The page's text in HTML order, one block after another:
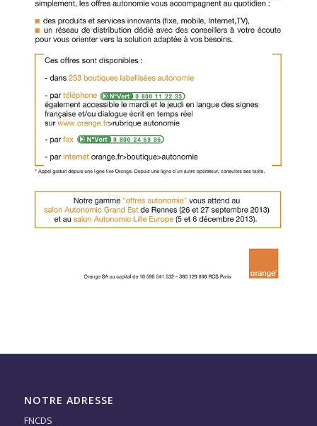
NOTRE ADRESSE
FNCDS